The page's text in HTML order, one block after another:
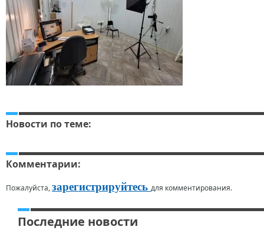
Новости по теме:
Комментарии:
Пожалуйста,зарегистрируйтесь для комментирования.
Последние новости